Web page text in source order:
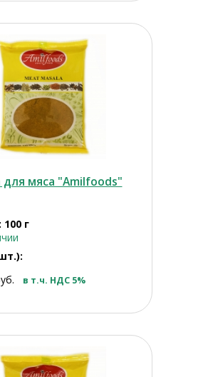
для мяса "Amilfoods"
г
в т.ч. НДС 5%